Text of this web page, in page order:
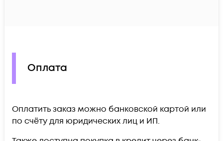
Оплата
Оплатить заказ можно банковской картой или
по счёту для юридических лиц и ИП.